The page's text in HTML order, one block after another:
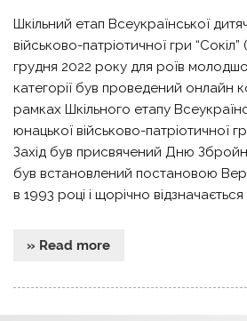
Шкільний етап Всеукраїнської
військово-патріотичної гри
грудня 2022 року для роїв
категорії був проведений онлайн
рамках Шкільного етапу
юнацької військово-патріотичної
Захід був присвячений Дню
був встановлений постановою
в 1993 році і щорічно
» Read more